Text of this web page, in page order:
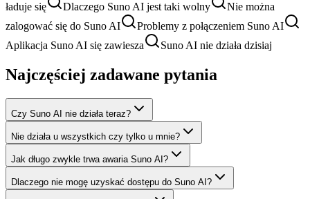
ładuje się
Dlaczego Suno AI jest taki wolny
Nie można
zalogować się do Suno AI
Problemy z połączeniem Suno AI
Aplikacja Suno AI się zawiesza
Suno AI nie działa dzisiaj
Najczęściej zadawane pytania
Czy Suno AI nie działa teraz?
Nie działa u wszystkich czy tylko u mnie?
Jak długo zwykle trwa awaria Suno AI?
Dlaczego nie mogę uzyskać dostępu do Suno AI?